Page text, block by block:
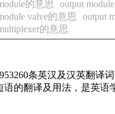
的意思
output
valve的意思
output
的意思
条英汉及汉英翻译
语的翻译及用法，是英语